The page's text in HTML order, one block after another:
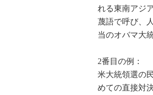
れる東南アジ
蔑語で呼び、
当のオバマ大
2番目の例：
米大統領選の
めての直接対